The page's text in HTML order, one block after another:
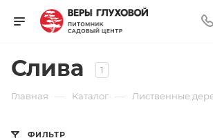
Слива 1
Главная — Каталог — Лиственные
ФИЛЬТР